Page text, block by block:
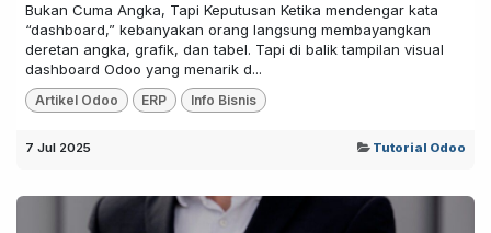
Bukan Cuma Angka, Tapi Keputusan Ketika mendengar kata
“dashboard,” kebanyakan orang langsung membayangkan
deretan angka, grafik, dan tabel. Tapi di balik tampilan visual
dashboard Odoo yang menarik d...
Artikel Odoo ERP Info Bisnis
7 Jul 2025 Tutorial Odoo